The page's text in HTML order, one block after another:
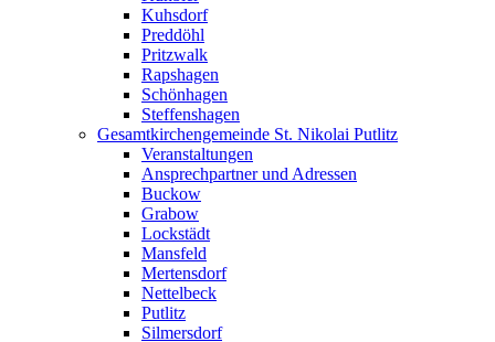
Kuhsdorf
Preddöhl
Pritzwalk
Rapshagen
Schönhagen
Steffenshagen
Gesamtkirchengemeinde St. Nikolai Putlitz
Veranstaltungen
Ansprechpartner und Adressen
Buckow
Grabow
Lockstädt
Mansfeld
Mertensdorf
Nettelbeck
Putlitz
Silmersdorf